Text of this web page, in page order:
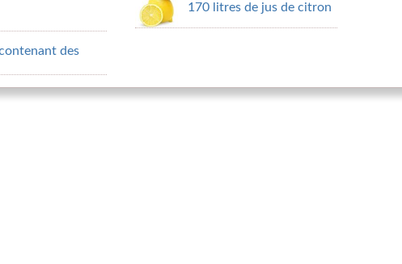
des
170 litres de jus de citron